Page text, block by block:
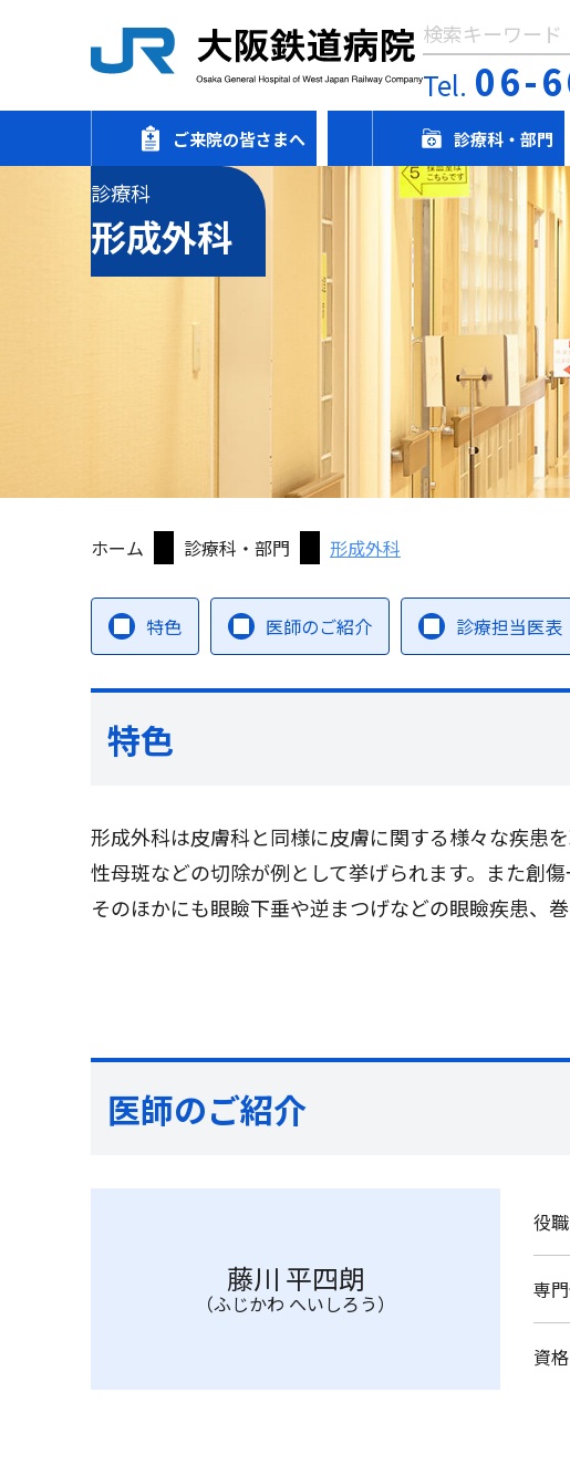
Tel. 06-
ご来院の皆さまへ 診療科・部門
診療科
形成外科
ホーム 診療科・部門 形成外科
特色 医師のご紹介 診療担当医表
特色
形成外科は皮膚科と同様に皮膚に関する様々な疾患
性母斑などの切除が例として挙げられます。また創
そのほかにも眼瞼下垂や逆まつげなどの眼瞼疾患、
医師のご紹介
藤川 平四朗
（ふじかわ へいしろう）
役職
専
資格